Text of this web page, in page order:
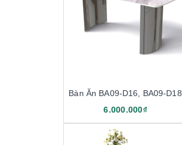
Bàn Ăn BA09-D16, BA09-D18
6.000.000₫